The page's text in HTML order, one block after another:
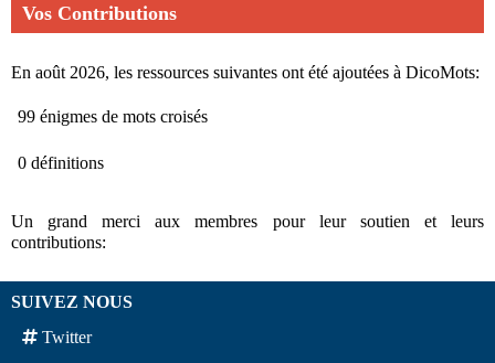
Vos Contributions
En août 2026, les ressources suivantes ont été ajoutées à DicoMots:
99 énigmes de mots croisés
0 définitions
Un grand merci aux membres pour leur soutien et leurs
contributions:
SUIVEZ NOUS
Twitter